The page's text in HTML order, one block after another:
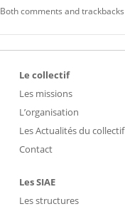
Both comments and
Le collectif
Les missions
L’organisation
Les Actualités du collectif
Contact
Les SIAE
Les structures